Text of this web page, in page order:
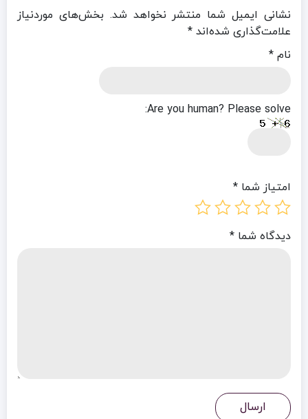
نشانی ایمیل شما منتشر نخواهد شد. بخش‌های موردنیاز
علامت‌گذاری شده‌اند *
نام *
Are you human? Please solve:
امتیاز شما *
دیدگاه شما *